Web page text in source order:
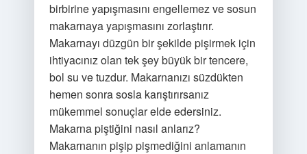
birbirine yapışmasını engellemez ve sosun
makarnaya yapışmasını zorlaştırır.
Makarnayı düzgün bir şekilde pişirmek için
ihtiyacınız olan tek şey büyük bir tencere,
bol su ve tuzdur. Makarnanızı süzdükten
hemen sonra sosla karıştırırsanız
mükemmel sonuçlar elde edersiniz.
Makarna piştiğini nasıl anlarız?
Makarnanın pişip pişmediğini anlamanın